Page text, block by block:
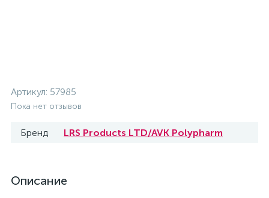
Артикул: 57985
Пока нет отзывов
Бренд LRS Products LTD/AVK Polypharm
Описание